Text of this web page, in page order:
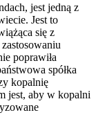
jest jedną z
Jest to
się z
poprawiła
spółka
kopalnię
jest, aby w kopalni